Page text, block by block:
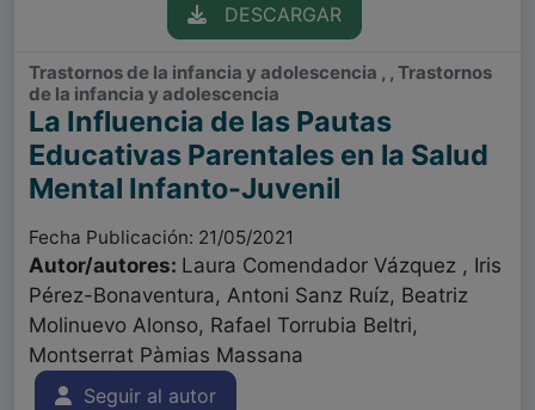
DESCARGAR
Trastornos de la infancia y adolescencia , , Trastornos
de la infancia y adolescencia
La Influencia de las Pautas
Educativas Parentales en la Salud
Mental Infanto-Juvenil
Fecha Publicación: 21/05/2021
Autor/autores: Laura Comendador Vázquez , Iris
Pérez-Bonaventura, Antoni Sanz Ruíz, Beatriz
Molinuevo Alonso, Rafael Torrubia Beltri,
Montserrat Pàmias Massana
Seguir al autor